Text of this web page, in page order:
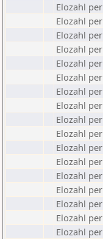
Elozahl
Elozahl
Elozahl
Elozahl
Elozahl
Elozahl
Elozahl
Elozahl
Elozahl
Elozahl
Elozahl
Elozahl
Elozahl
Elozahl
Elozahl
Elozahl
Elozahl